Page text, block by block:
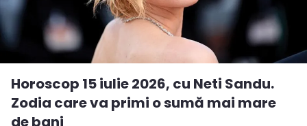
Horoscop 15 iulie 2026, cu Neti Sandu.
Zodia care va primi o sumă mai mare
de bani